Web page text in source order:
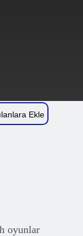
Ekle
oyunlar